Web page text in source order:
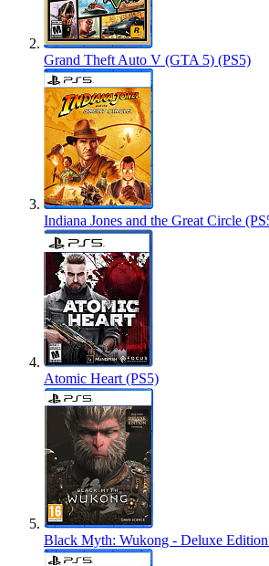
Grand Theft Auto V (GTA 5) (PS5)
Indiana Jones and the Great Circle
Atomic Heart (PS5)
Black Myth: Wukong - Deluxe